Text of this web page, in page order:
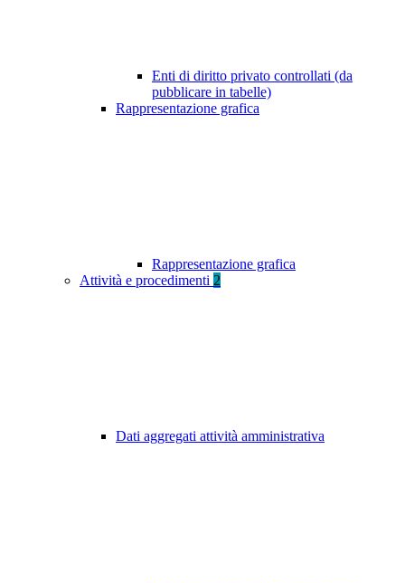
Enti di diritto privato controllati (da
pubblicare in tabelle)
Rappresentazione grafica
Rappresentazione grafica
Attività e procedimenti 2
Dati aggregati attività amministrativa